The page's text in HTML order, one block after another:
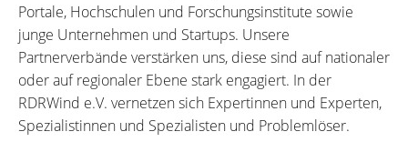
Portale, Hochschulen und Forschungsinstitute sowie
junge Unternehmen und Startups. Unsere
Partnerverbände verstärken uns, diese sind auf nationaler
oder auf regionaler Ebene stark engagiert. In der
RDRWind e.V. vernetzen sich Expertinnen und Experten,
Spezialistinnen und Spezialisten und Problemlöser.